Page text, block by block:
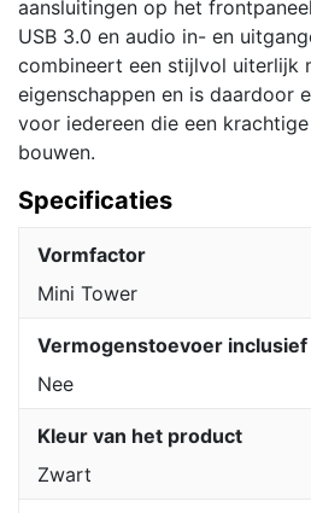
aansluitingen op het
USB 3.0 en audio in- en
combineert een stijlvol uiterlijk
eigenschappen en is daardoor
voor iedereen die een
bouwen.
Specificaties
Vormfactor
Mini Tower
Vermogenstoevoer inclusief
Nee
Kleur van het product
Zwart